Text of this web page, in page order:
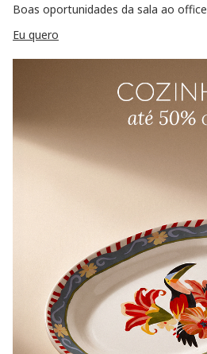
Boas oportunidades da sala ao office
Eu quero